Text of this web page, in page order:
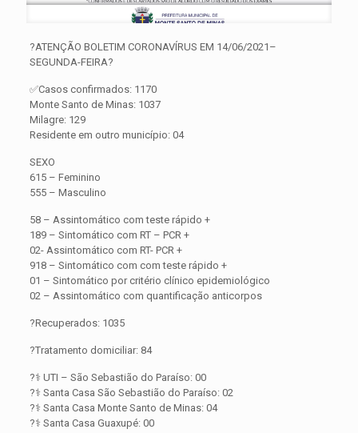
?ATENÇÃO BOLETIM CORONAVÍRUS EM 14/06/2021–
SEGUNDA-FEIRA?
✅Casos confirmados: 1170
Monte Santo de Minas: 1037
Milagre: 129
Residente em outro município: 04
SEXO
615 – Feminino
555 – Masculino
58 – Assintomático com teste rápido +
189 – Sintomático com RT – PCR +
02- Assintomático com RT- PCR +
918 – Sintomático com com teste rápido +
01 – Sintomático por critério clínico epidemiológico
02 – Assintomático com quantificação anticorpos
?Recuperados: 1035
?Tratamento domiciliar: 84
?‍⚕️ UTI – São Sebastião do Paraíso: 00
?‍⚕️ Santa Casa São Sebastião do Paraíso: 02
?‍⚕️ Santa Casa Monte Santo de Minas: 04
?‍⚕️ Santa Casa Guaxupé: 00